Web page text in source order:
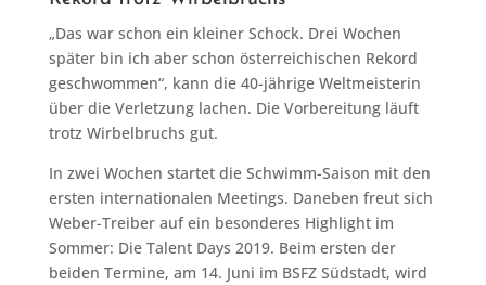
„Das war schon ein kleiner Schock. Drei Wochen
später bin ich aber schon österreichischen Rekord
geschwommen“, kann die 40-jährige Weltmeisterin
über die Verletzung lachen. Die Vorbereitung läuft
trotz Wirbelbruchs gut.
In zwei Wochen startet die Schwimm-Saison mit den
ersten internationalen Meetings. Daneben freut sich
Weber-Treiber auf ein besonderes Highlight im
Sommer: Die Talent Days 2019. Beim ersten der
beiden Termine, am 14. Juni im BSFZ Südstadt, wird